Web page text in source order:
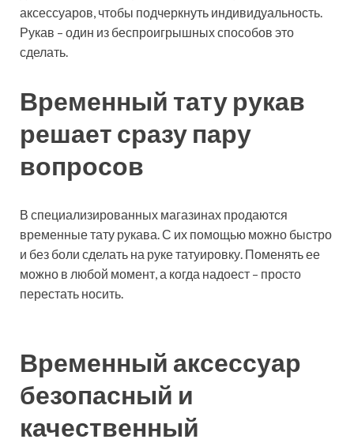
аксессуаров, чтобы подчеркнуть индивидуальность.
Рукав – один из беспроигрышных способов это
сделать.
Временный тату рукав
решает сразу пару
вопросов
В специализированных магазинах продаются
временные тату рукава. С их помощью можно быстро
и без боли сделать на руке татуировку. Поменять ее
можно в любой момент, а когда надоест – просто
перестать носить.
Временный аксессуар
безопасный и
качественный